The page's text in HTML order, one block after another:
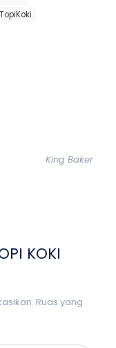
King Baker
KOKI
Ruas yang